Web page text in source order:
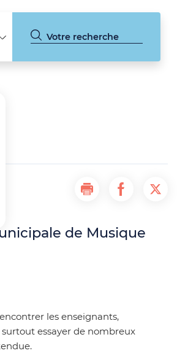
Imprimer la page
Partager la
de Musique
les enseignants,
essayer de nombreux